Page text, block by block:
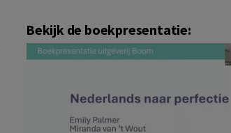
Bekijk de boekpresentatie: